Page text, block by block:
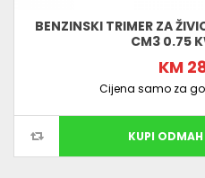
BENZINSKI TRIMER ZA
CM3 0.75
KM
Cijena samo za
KUPI ODMAH